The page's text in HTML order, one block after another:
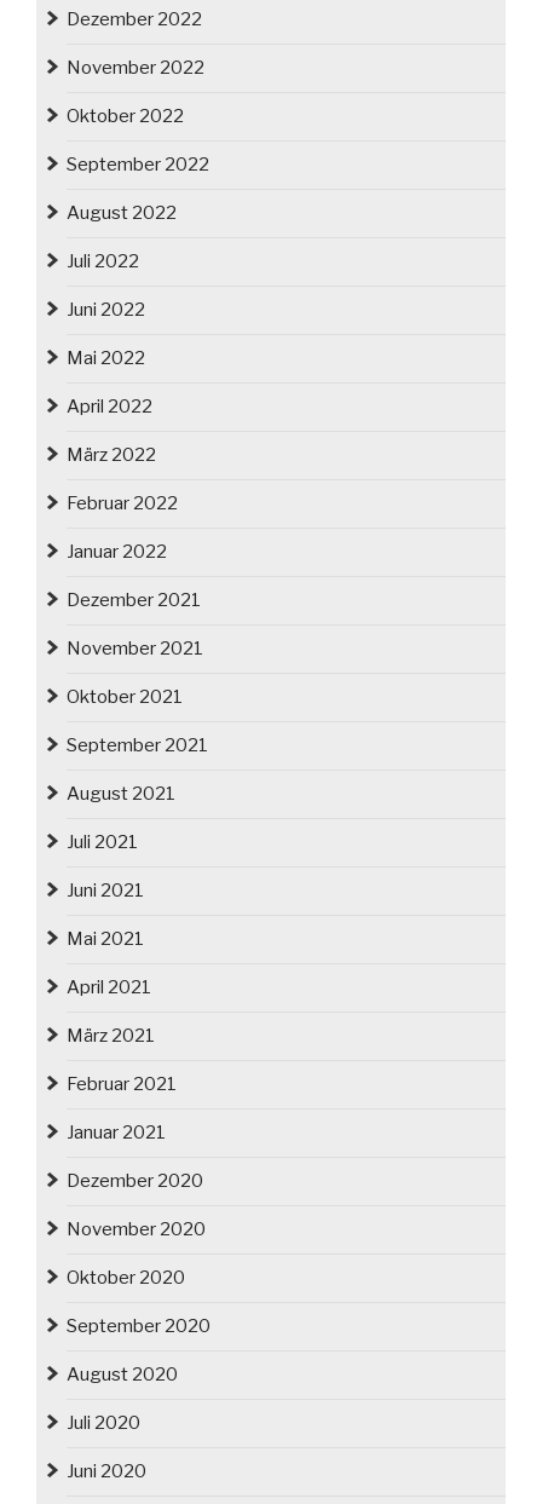
Dezember 2022
November 2022
Oktober 2022
September 2022
August 2022
Juli 2022
Juni 2022
Mai 2022
April 2022
März 2022
Februar 2022
Januar 2022
Dezember 2021
November 2021
Oktober 2021
September 2021
August 2021
Juli 2021
Juni 2021
Mai 2021
April 2021
März 2021
Februar 2021
Januar 2021
Dezember 2020
November 2020
Oktober 2020
September 2020
August 2020
Juli 2020
Juni 2020